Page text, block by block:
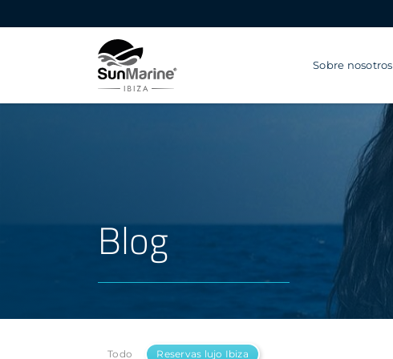
Sobre nosotros
Blog
Todo Reservas lujo Ibiza